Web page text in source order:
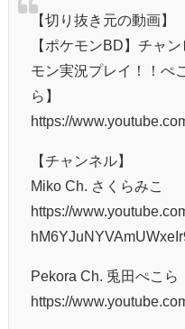
【切り抜き元の動画】
【ポケモンBD】チャ
モン実況プレイ！！ぺ
ら】
https://
【チャンネル】
Miko Ch. さくらみこ
https://
Pekora Ch. 兎田ぺこら
https://